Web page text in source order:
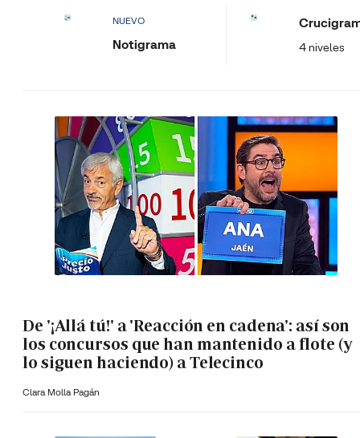
NUEVO
Notigrama 4 niveles
De '¡Allá tú!' a 'Reacción en cadena': así son
los concursos que han mantenido a flote (y
lo siguen haciendo) a Telecinco
Clara Molla Pagán